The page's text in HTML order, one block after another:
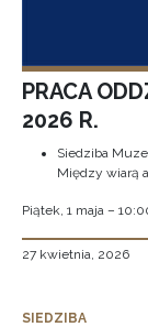
PRACA
2026 R.
Siedziba
Między wiarą
Piątek, 1 maja –
27 kwietnia, 2026
SIEDZIBA